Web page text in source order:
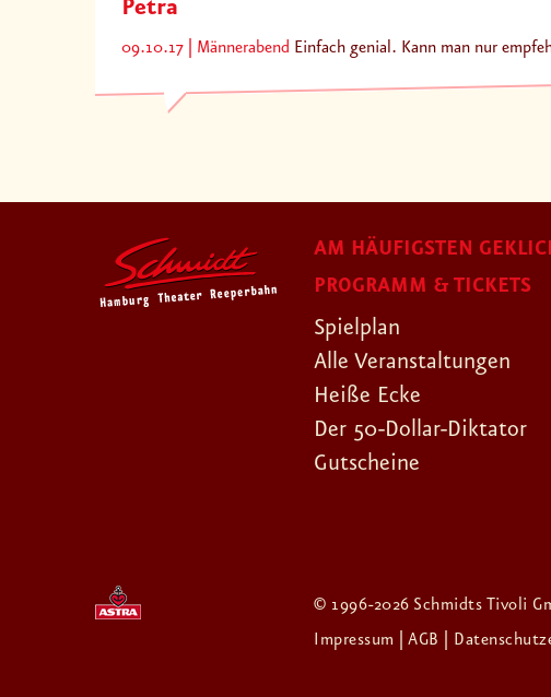
Petra
09.10.17 Männerabend Einfach genial. Kann man nur
AM HÄUFIGSTEN
PROGRAMM & TICKETS
Spielplan
Alle Veranstaltungen
Heiße Ecke
Der 50-Dollar-Diktator
Gutscheine
© 1996-2026 Schmidts Tivoli
Impressum
| AGB |